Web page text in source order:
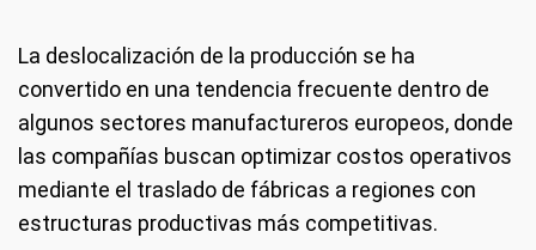
La deslocalización de la producción se ha
convertido en una tendencia frecuente dentro de
algunos sectores manufactureros europeos, donde
las compañías buscan optimizar costos operativos
mediante el traslado de fábricas a regiones con
estructuras productivas más competitivas.